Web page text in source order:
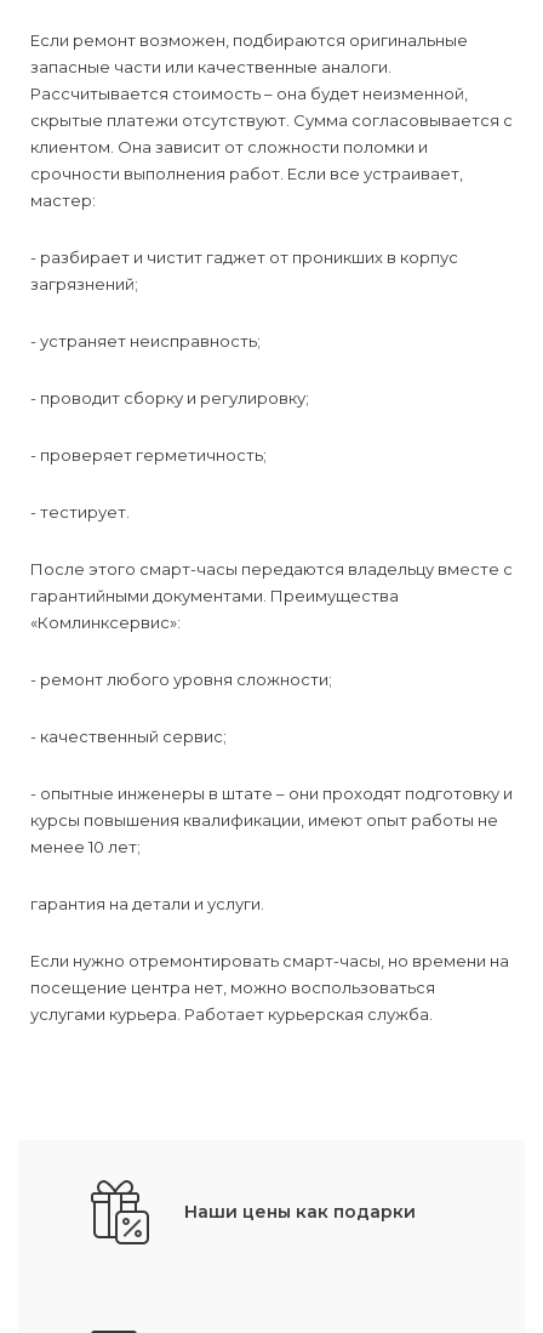
Если ремонт возможен, подбираются оригинальные
запасные части или качественные аналоги.
Рассчитывается стоимость – она будет неизменной,
скрытые платежи отсутствуют. Сумма согласовывается с
клиентом. Она зависит от сложности поломки и
срочности выполнения работ. Если все устраивает,
мастер:
- разбирает и чистит гаджет от проникших в корпус
загрязнений;
- устраняет неисправность;
- проводит сборку и регулировку;
- проверяет герметичность;
- тестирует.
После этого смарт-часы передаются владельцу вместе с
гарантийными документами. Преимущества
«Комлинксервис»:
- ремонт любого уровня сложности;
- качественный сервис;
- опытные инженеры в штате – они проходят подготовку и
курсы повышения квалификации, имеют опыт работы не
менее 10 лет;
гарантия на детали и услуги.
Если нужно отремонтировать смарт-часы, но времени на
посещение центра нет, можно воспользоваться
услугами курьера. Работает курьерская служба.
Наши цены как подарки